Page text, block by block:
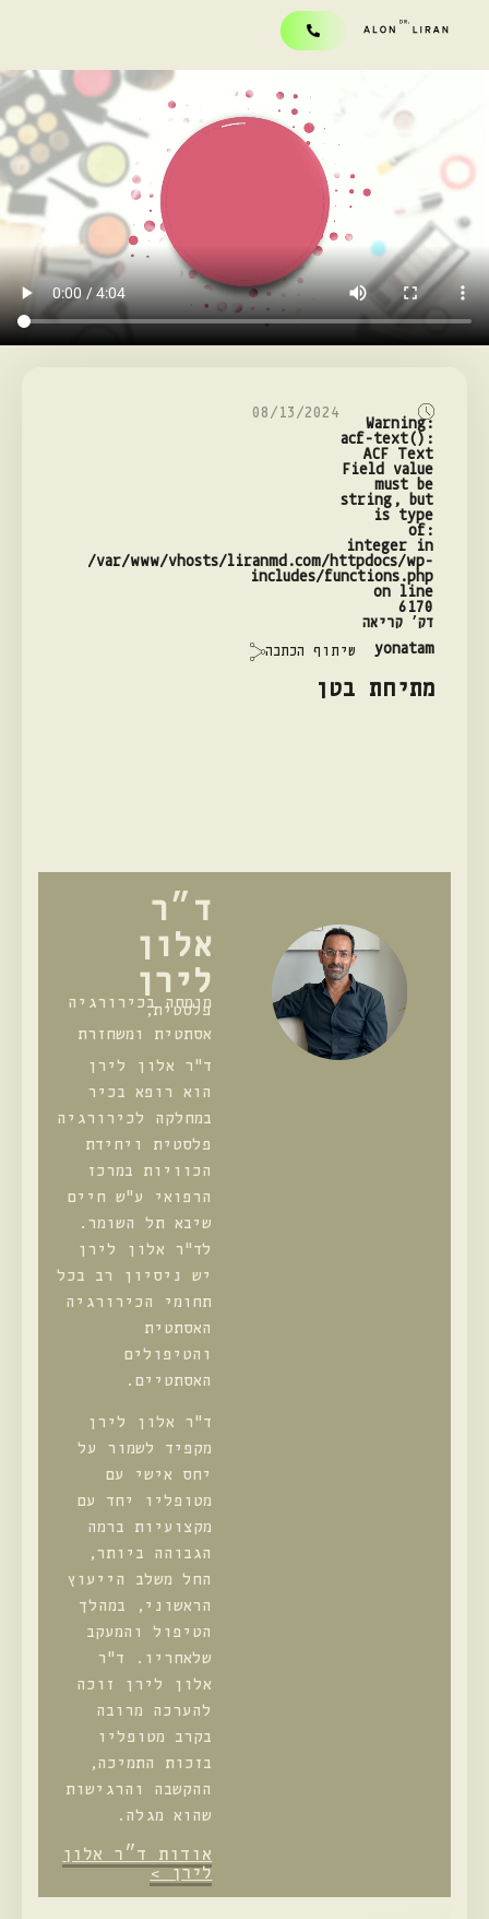
Warning:
acf-text():
ACF Text
Field value
must be
string, but
is type
of:
integer in
/var/www/vhosts/liranmd.com/httpdocs/wp-
includes/functions.php
on line
6170
דק׳ קריאה
08/13/2024
yonatam שיתוף הכתבה
מתיחת בטן
ד״ר
אלון
לירן
מומחה בכירורגיה
פלסטית,
אסתטית ומשחזרת
ד"ר אלון לירן
הוא רופא בכיר
במחלקה לכירורגיה
פלסטית ויחידת
הכוויות במרכז
הרפואי ע"ש חיים
שיבא תל השומר.
לד"ר אלון לירן
יש ניסיון רב בכל
תחומי הכירורגיה
האסתטית
והטיפולים
האסתטיים.
ד"ר אלון לירן
מקפיד לשמור על
יחס אישי עם
מטופליו יחד עם
מקצועיות ברמה
הגבוהה ביותר,
החל משלב הייעוץ
הראשוני, במהלך
הטיפול והמעקב
שלאחריו. ד"ר
אלון לירן זוכה
להערכה מרובה
בקרב מטופליו
בזכות התמיכה,
ההקשבה והרגישות
שהוא מגלה.
אודות ד״ר אלון
לירן >